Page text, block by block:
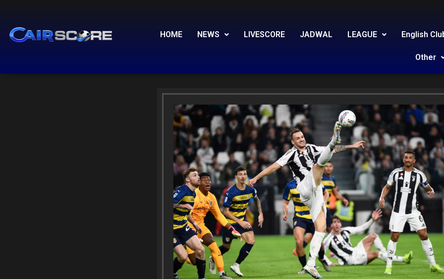
content
HOME NEWS LIVESCORE JADWAL LEAGUE English
Other